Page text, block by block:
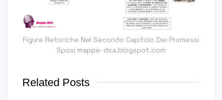
Figure Retoriche Nel Secondo Capitolo Dei Promessi
Sposi mappe-dsa.blogspot.com
Related Posts